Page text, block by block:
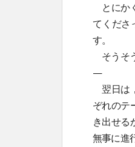
とにか
てくださ
す。
そうそ
—
翌日は
ぞれのテ
き出せる
無事に進